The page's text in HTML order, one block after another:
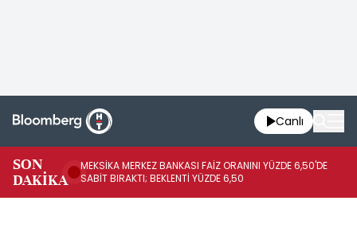
Canlı
SON
DAKİKA
MEKSİKA MERKEZ BANKASI FAİZ ORANINI YÜZDE 6,50'DE
SABİT BIRAKTI; BEKLENTİ YÜZDE 6,50